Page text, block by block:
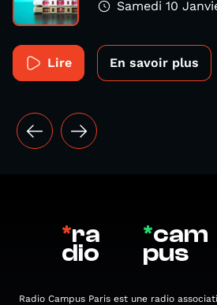
Samedi 10
Lire En savoir plus
*ra
dio
*cam
pus
Radio Campus Paris est une radio